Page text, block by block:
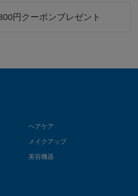
円クーポンプレゼント
ヘアケア
メイクアップ
美容機器